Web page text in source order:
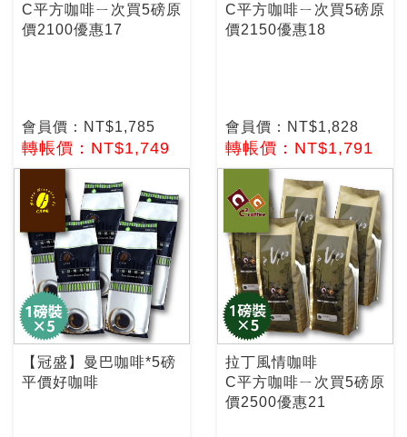
C平方咖啡ㄧ次買5磅原
價2100優惠17
會員價：NT$1,785
轉帳價：NT$1,749
C平方咖啡ㄧ次買5磅原
價2150優惠18
會員價：NT$1,828
轉帳價：NT$1,791
【冠盛】曼巴咖啡*5磅
平價好咖啡
拉丁風情咖啡
C平方咖啡ㄧ次買5磅原
價2500優惠21